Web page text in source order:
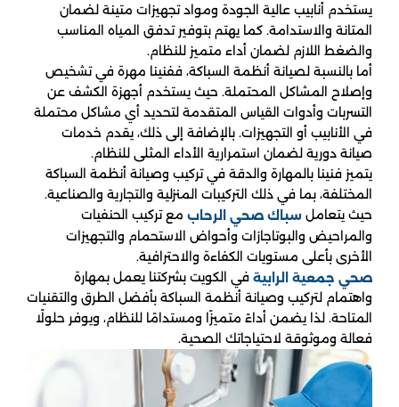
يستخدم أنابيب عالية الجودة ومواد تجهيزات متينة لضمان
المتانة والاستدامة. كما يهتم بتوفير تدفق المياه المناسب
والضغط اللازم لضمان أداء متميز للنظام.
أما بالنسبة لصيانة أنظمة السباكة، ففنينا مهرة في تشخيص
وإصلاح المشاكل المحتملة. حيث يستخدم أجهزة الكشف عن
التسربات وأدوات القياس المتقدمة لتحديد أي مشاكل محتملة
في الأنابيب أو التجهيزات. بالإضافة إلى ذلك، يقدم خدمات
صيانة دورية لضمان استمرارية الأداء المثلى للنظام.
يتميز فنينا بالمهارة والدقة في تركيب وصيانة أنظمة السباكة
المختلفة، بما في ذلك التركيبات المنزلية والتجارية والصناعية.
حيث يتعامل سباك صحي الرحاب مع تركيب الحنفيات
والمراحيض والبوتاجازات وأحواض الاستحمام والتجهيزات
الأخرى بأعلى مستويات الكفاءة والاحترافية.
صحي جمعية الرابية في الكويت بشركتنا يعمل بمهارة
واهتمام لتركيب وصيانة أنظمة السباكة بأفضل الطرق والتقنيات
المتاحة. لذا يضمن أداءً متميزًا ومستدامًا للنظام، ويوفر حلولًا
فعالة وموثوقة لاحتياجاتك الصحية.